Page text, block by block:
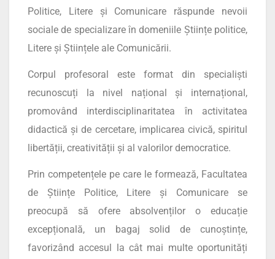
Politice, Litere și Comunicare răspunde nevoii
sociale de specializare în domeniile Științe politice,
Litere și Științele ale Comunicării.
Corpul profesoral este format din specialiști
recunoscuți la nivel național și internațional,
promovând interdisciplinaritatea în activitatea
didactică și de cercetare, implicarea civică, spiritul
libertății, creativității și al valorilor democratice.
Prin competențele pe care le formează, Facultatea
de Științe Politice, Litere și Comunicare se
preocupă să ofere absolvenților o educație
excepțională, un bagaj solid de cunoștințe,
favorizând accesul la cât mai multe oportunități